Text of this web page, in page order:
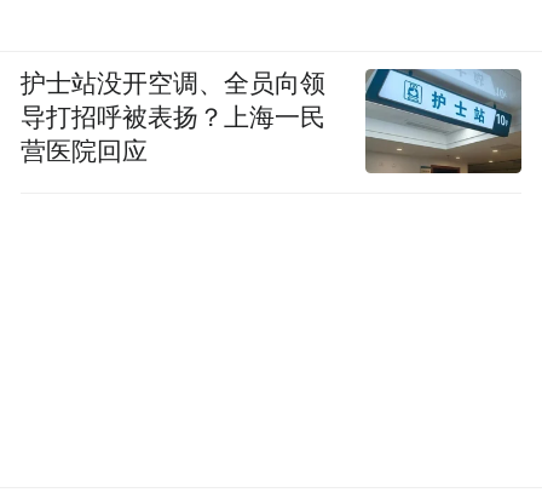
护士站没开空调、全员向领
导打招呼被表扬？上海一民
营医院回应